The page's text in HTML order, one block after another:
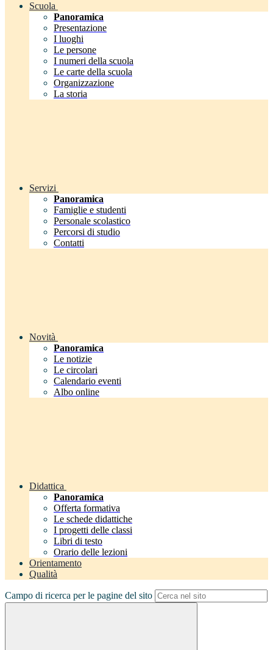
Scuola
Panoramica
Presentazione
I luoghi
Le persone
I numeri della scuola
Le carte della scuola
Organizzazione
La storia
Servizi
Panoramica
Famiglie e studenti
Personale scolastico
Percorsi di studio
Contatti
Novità
Panoramica
Le notizie
Le circolari
Calendario eventi
Albo online
Didattica
Panoramica
Offerta formativa
Le schede didattiche
I progetti delle classi
Libri di testo
Orario delle lezioni
Orientamento
Qualità
Campo di ricerca per le pagine del sito